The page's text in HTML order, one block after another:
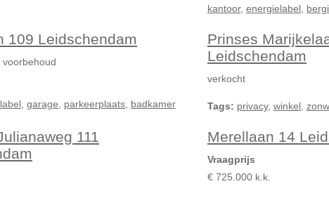
kantoor, energielabel
109 Leidschendam
garage parkeerplaats badkamer
Prinses
Leidschendam
verkocht
Tags: privacy, winkel
111
Merellaan 14
Vraagprijs
€ 725.000 k.k.